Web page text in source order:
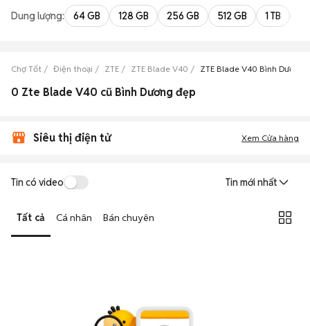
Dung lượng: 64 GB 128 GB 256 GB 512 GB 1 TB
Chợ Tốt Điện thoại ZTE ZTE Blade V40 ZTE Blade V40 Bình Dương
0 Zte Blade V40 cũ Bình Dương đẹp
Siêu thị điện tử Xem Cửa hàng
Tin có video Tin mới nhất
Tất cả Cá nhân Bán chuyên